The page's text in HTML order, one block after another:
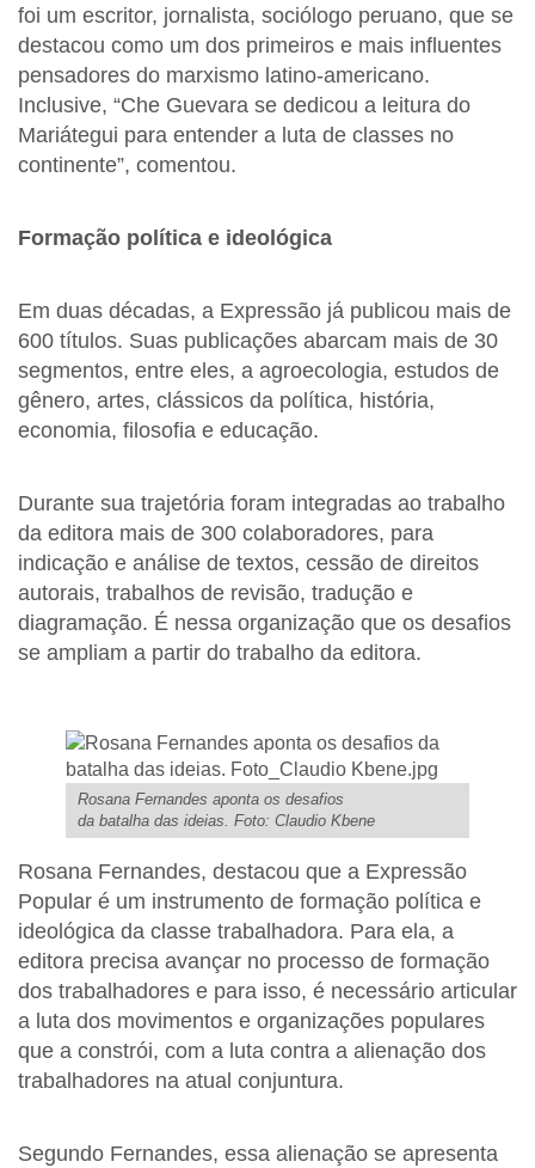
foi um escritor, jornalista, sociólogo peruano, que se
destacou como um dos primeiros e mais influentes
pensadores do marxismo latino-americano.
Inclusive, “Che Guevara se dedicou a leitura do
Mariátegui para entender a luta de classes no
continente”, comentou.
Formação política e ideológica
Em duas décadas, a Expressão já publicou mais de
600 títulos. Suas publicações abarcam mais de 30
segmentos, entre eles, a agroecologia, estudos de
gênero, artes, clássicos da política, história,
economia, filosofia e educação.
Durante sua trajetória foram integradas ao trabalho
da editora mais de 300 colaboradores, para
indicação e análise de textos, cessão de direitos
autorais, trabalhos de revisão, tradução e
diagramação. É nessa organização que os desafios
se ampliam a partir do trabalho da editora.
Rosana Fernandes aponta os desafios
da batalha das ideias. Foto: Claudio Kbene
Rosana Fernandes, destacou que a Expressão
Popular é um instrumento de formação política e
ideológica da classe trabalhadora. Para ela, a
editora precisa avançar no processo de formação
dos trabalhadores e para isso, é necessário articular
a luta dos movimentos e organizações populares
que a constrói, com a luta contra a alienação dos
trabalhadores na atual conjuntura.
Segundo Fernandes, essa alienação se apresenta